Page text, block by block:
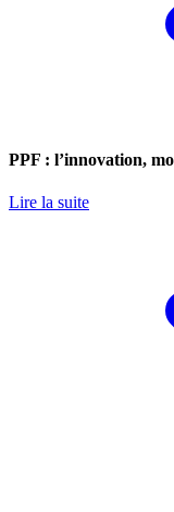
PPF : l’innovation,
Lire la suite